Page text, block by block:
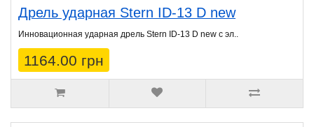
Дрель ударная Stern ID-13 D new
Инновационная ударная дрель Stern ID-13 D new с эл..
1164.00 грн